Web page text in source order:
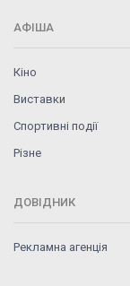
АФІША
Кіно
Виставки
Спортивні події
Різне
ДОВІДНИК
Рекламна агенція